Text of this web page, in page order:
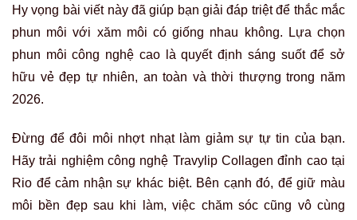
Hy vọng bài viết này đã giúp bạn giải đáp triệt để thắc mắc
phun môi với xăm môi có giống nhau không. Lựa chọn
phun môi công nghệ cao là quyết định sáng suốt để sở
hữu vẻ đẹp tự nhiên, an toàn và thời thượng trong năm
2026.
Đừng để đôi môi nhợt nhạt làm giảm sự tự tin của bạn.
Hãy trải nghiệm công nghệ Travylip Collagen đỉnh cao tại
Rio để cảm nhận sự khác biệt. Bên cạnh đó, để giữ màu
môi bền đẹp sau khi làm, việc chăm sóc cũng vô cùng